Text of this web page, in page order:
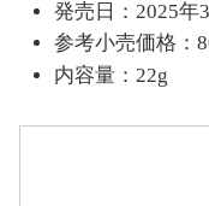
発売日：2025年
参考小売価格：
内容量：22g